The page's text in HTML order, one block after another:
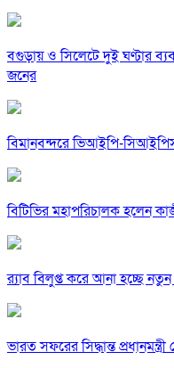
বগুড়ায় ও সিলেটে দুই ঘণ্টার
জনের
বিমানবন্দরে ভিআইপি-
বিটিভির মহাপরিচালক হলেন
র‍্যাব বিলুপ্ত করে আনা হচ্ছে নতুন
ভারত সফরের সিদ্ধান্ত প্রধানমন্ত্রী